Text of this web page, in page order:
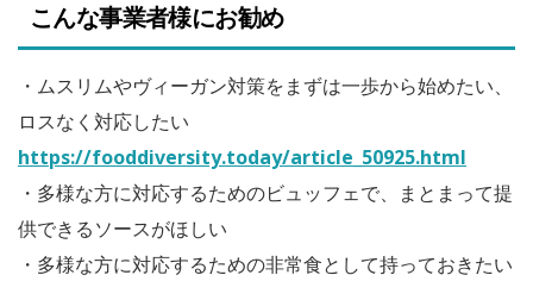
こんな事業者様にお勧め
・ムスリムやヴィーガン対策をまずは一歩から始めたい、
ロスなく対応したい
https://fooddiversity.today/article_50925.html
・多様な方に対応するためのビュッフェで、まとまって提
供できるソースがほしい
・多様な方に対応するための非常食として持っておきたい